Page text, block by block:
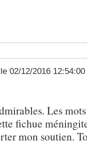
02/12/2016 12:54:00
Les
fichue
mon soutien.